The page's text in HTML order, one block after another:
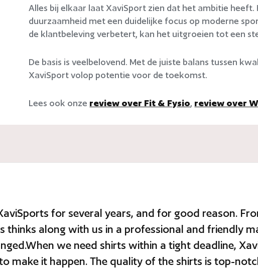
Alles bij elkaar laat XaviSport zien dat het ambitie
duurzaamheid met een duidelijke focus op moderne
de klantbeleving verbetert, kan het uitgroeien tot een
De basis is veelbelovend. Met de juiste balans tussen
XaviSport volop potentie voor de toekomst.
Lees ook onze review over Fit & Fysio, review over
for several years, and for good reason.
thinks along with us in a professional and friendly
we need shirts within a tight deadline,
make it happen. The quality of the shirts is top-